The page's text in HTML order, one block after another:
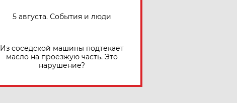
5 августа. События и люди
Из соседской машины подтекает
масло на проезжую часть. Это
нарушение?